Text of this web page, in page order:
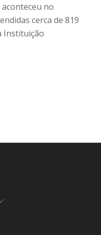
no
cerca de 819
Instituição